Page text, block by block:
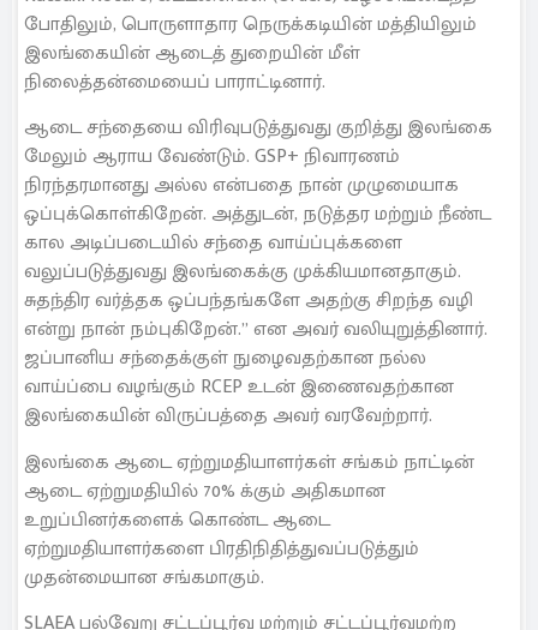
போதிலும், பொருளாதார நெருக்கடியின் மத்தியிலும்
இலங்கையின் ஆடைத் துறையின் மீள்
நிலைத்தன்மையைப் பாராட்டினார்.
ஆடை சந்தையை விரிவுபடுத்துவது குறித்து இலங்கை
மேலும் ஆராய வேண்டும். GSP+ நிவாரணம்
நிரந்தரமானது அல்ல என்பதை நான் முழுமையாக
ஒப்புக்கொள்கிறேன். அத்துடன், நடுத்தர மற்றும் நீண்ட
கால அடிப்படையில் சந்தை வாய்ப்புக்களை
வலுப்படுத்துவது இலங்கைக்கு முக்கியமானதாகும்.
சுதந்திர வர்த்தக ஒப்பந்தங்களே அதற்கு சிறந்த வழி
என்று நான் நம்புகிறேன்.” என அவர் வலியுறுத்தினார்.
ஜப்பானிய சந்தைக்குள் நுழைவதற்கான நல்ல
வாய்ப்பை வழங்கும் RCEP உடன் இணைவதற்கான
இலங்கையின் விருப்பத்தை அவர் வரவேற்றார்.
இலங்கை ஆடை ஏற்றுமதியாளர்கள் சங்கம் நாட்டின்
ஆடை ஏற்றுமதியில் 70% க்கும் அதிகமான
உறுப்பினர்களைக் கொண்ட ஆடை
ஏற்றுமதியாளர்களை பிரதிநிதித்துவப்படுத்தும்
முதன்மையான சங்கமாகும்.